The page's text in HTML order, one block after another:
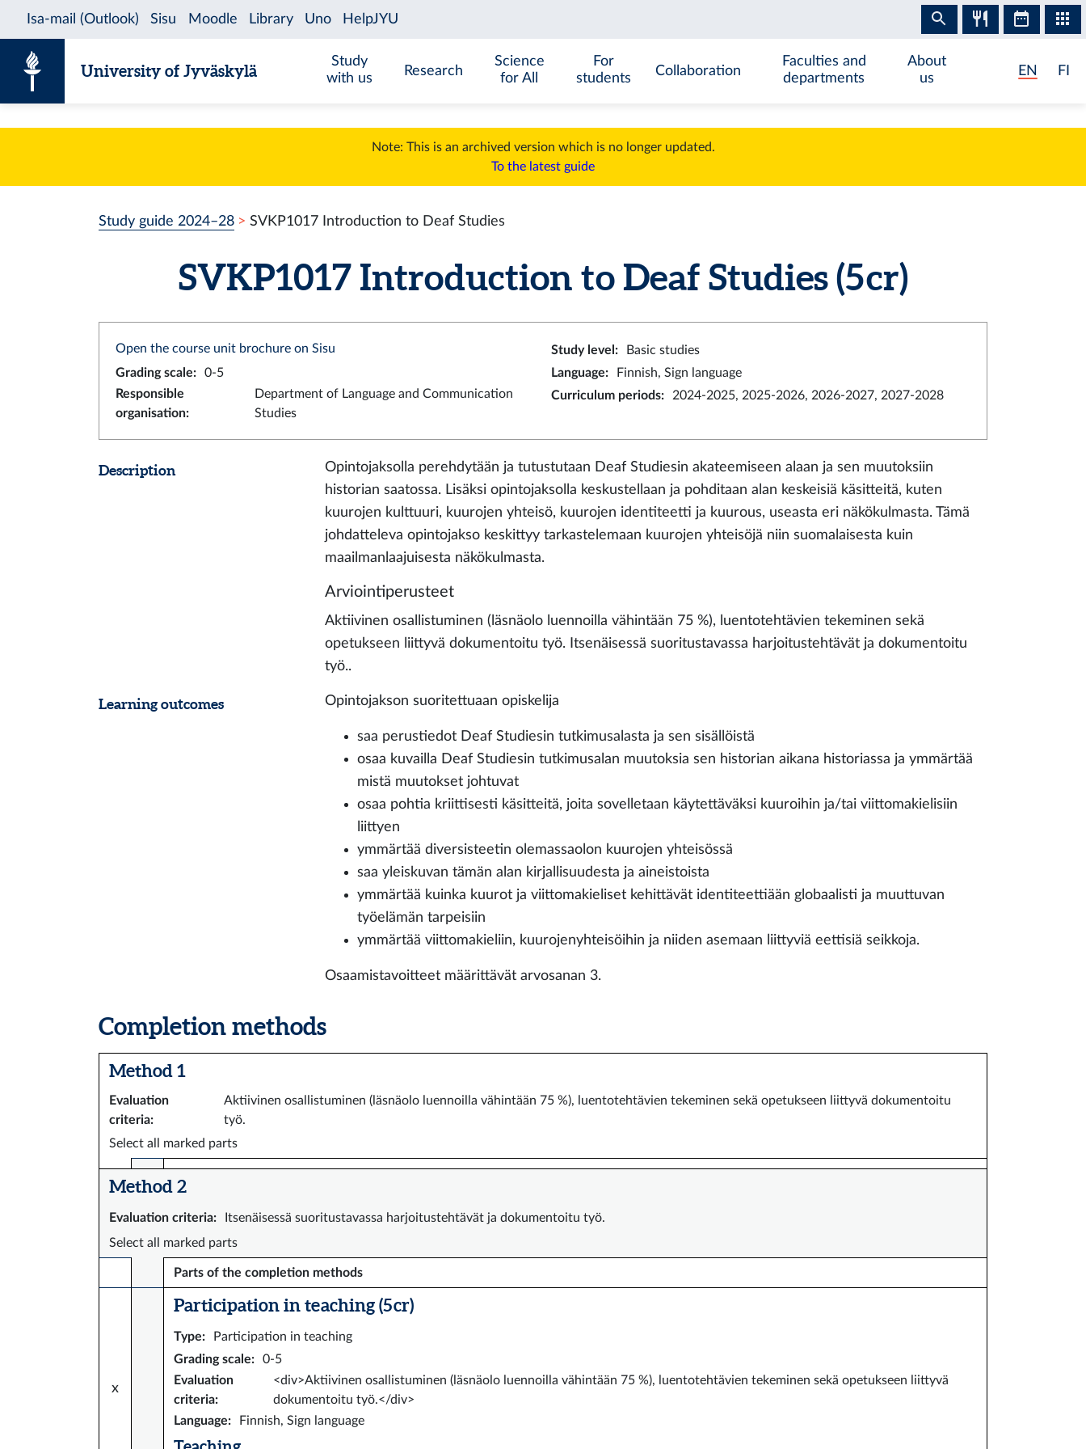
University of Jyväskylä
Study
with us
Research
Science
for All
For
students
Collaboration
Faculties and
departments
About
us
EN FI
Note: This is an archived version which is no longer updated.
To the latest guide
Study guide 2024–28 SVKP1017 Introduction to Deaf Studies
SVKP1017 Introduction to Deaf Studies (5 cr)
Open the course unit brochure on Sisu Study level :
Basic studies
Grading scale: 0-5 Language:
Finnish, Sign language
Responsible
organisation:
Department of Language and Communication
Studies
Curriculum periods: 2024-2025, 2025-2026, 2026-2027, 2027-2028
Description
Opintojaksolla perehdytään ja tutustutaan Deaf Studiesin akateemiseen alaan ja sen muutoksiin
historian saatossa. Lisäksi opintojaksolla keskustellaan ja pohditaan alan keskeisiä käsitteitä, kuten
kuurojen kulttuuri, kuurojen yhteisö, kuurojen identiteetti ja kuurous, useasta eri näkökulmasta. Tämä
johdatteleva opintojakso keskittyy tarkastelemaan kuurojen yhteisöjä niin suomalaisesta kuin
maailmanlaajuisesta näkökulmasta.
Arviointiperusteet
Aktiivinen osallistuminen (läsnäolo luennoilla vähintään 75 %), luentotehtävien tekeminen sekä
opetukseen liittyvä dokumentoitu työ. Itsenäisessä suoritustavassa harjoitustehtävät ja dokumentoitu
työ..
Learning outcomes Opintojakson suoritettuaan opiskelija
saa perustiedot Deaf Studiesin tutkimusalasta ja sen sisällöistä
osaa kuvailla Deaf Studiesin tutkimusalan muutoksia sen historian aikana historiassa ja ymmärtää
mistä muutokset johtuvat
osaa pohtia kriittisesti käsitteitä, joita sovelletaan käytettäväksi kuuroihin ja/tai viittomakielisiin
liittyen
ymmärtää diversisteetin olemassaolon kuurojen yhteisössä
saa yleiskuvan tämän alan kirjallisuudesta ja aineistoista
ymmärtää kuinka kuurot ja viittomakieliset kehittävät identiteettiään globaalisti ja muuttuvan
työelämän tarpeisiin
ymmärtää viittomakieliin, kuurojenyhteisöihin ja niiden asemaan liittyviä eettisiä seikkoja.
Osaamistavoitteet määrittävät arvosanan 3.
Completion methods
Method 1
Evaluation
criteria:
Aktiivinen osallistuminen (läsnäolo luennoilla vähintään 75 %), luentotehtävien tekeminen sekä opetukseen liittyvä dokumentoitu
työ.
Select all marked parts
Method 2
Evaluation criteria:
Itsenäisessä suoritustavassa harjoitustehtävät ja dokumentoitu työ.
Select all marked parts
Parts of the completion methods
x
Participation in teaching (5 cr)
Type:
Participation in teaching
Grading scale:
0-5
Evaluation
criteria:
<div>Aktiivinen osallistuminen (läsnäolo luennoilla vähintään 75 %), luentotehtävien tekeminen sekä opetukseen liittyvä
dokumentoitu työ.</div>
Language: Finnish, Sign language